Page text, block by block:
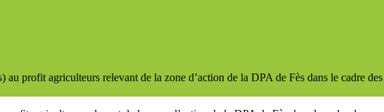
au profit agriculteurs relevant de la zone d’action de la DPA de Fès dans le cadre